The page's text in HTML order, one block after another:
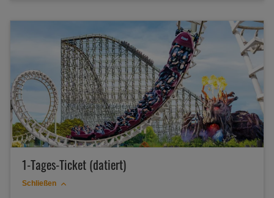
1-Tages-Ticket (datiert)
Schließen